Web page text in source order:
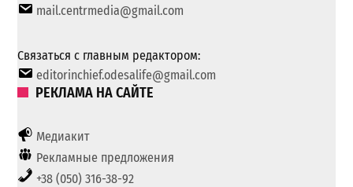
mail.centrmedia@gmail.com
Связаться с главным редактором:
editorinchief.odesalife@gmail.com
РЕКЛАМА НА САЙТЕ
Медиакит
Рекламные предложения
+38 (050) 316-38-92